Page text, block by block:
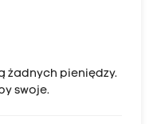
żadnych pieniędzy.
swoje.